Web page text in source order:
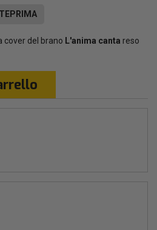
cover del brano L'anima canta reso